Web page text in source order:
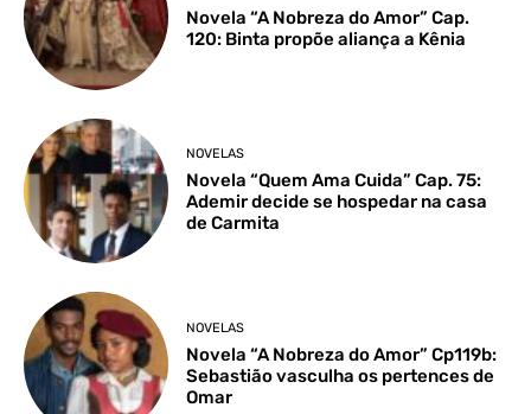
Novela “A Nobreza do Amor” Cap.
120: Binta propõe aliança a Kênia
NOVELAS
Novela “Quem Ama Cuida” Cap. 75:
Ademir decide se hospedar na casa
de Carmita
NOVELAS
Novela “A Nobreza do Amor” Cp119b:
Sebastião vasculha os pertences de
Omar